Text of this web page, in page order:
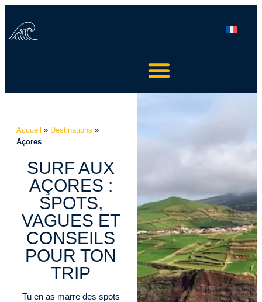
Accueil » Destinations »
Açores
SURF AUX
AÇORES :
SPOTS,
VAGUES ET
CONSEILS
POUR TON
TRIP
Tu en as marre des spots